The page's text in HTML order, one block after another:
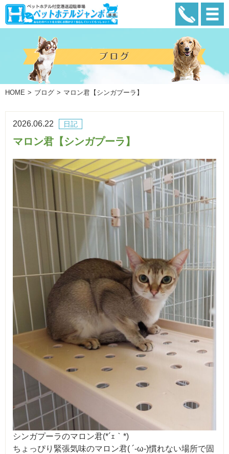
HOME ブログ マロン君【シンガプーラ】
日記
2026.06.22
マロン君【シンガプーラ】
シンガプーラのマロン君(*´ｪ｀*)
ちょっぴり緊張気味のマロン君( ´-ω-)慣れない場所で固